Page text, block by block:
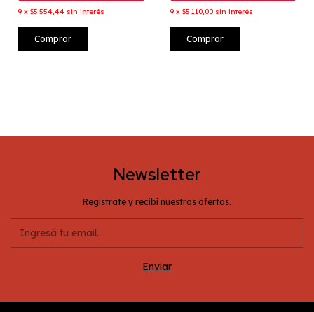
9 x $5.554,44 sin interés
Comprar
9 x $5.110,00 sin interés
Comprar
Newsletter
Registrate y recibí nuestras ofertas.